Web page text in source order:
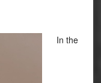
In the